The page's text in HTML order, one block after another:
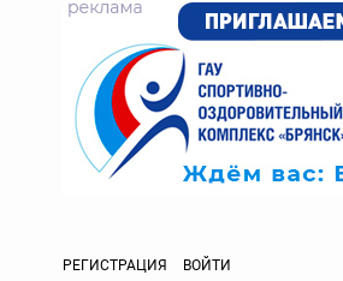
РЕГИСТРАЦИЯ ВОЙТИ